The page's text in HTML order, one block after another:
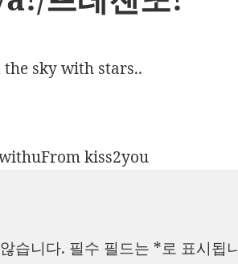
sky with stars..
카
From kiss2you
습니다. 필수 필드는 *로 표시됩